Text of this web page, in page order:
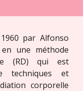
par Alfonso
en une méthode
(RD) qui est
techniques et
corporelle